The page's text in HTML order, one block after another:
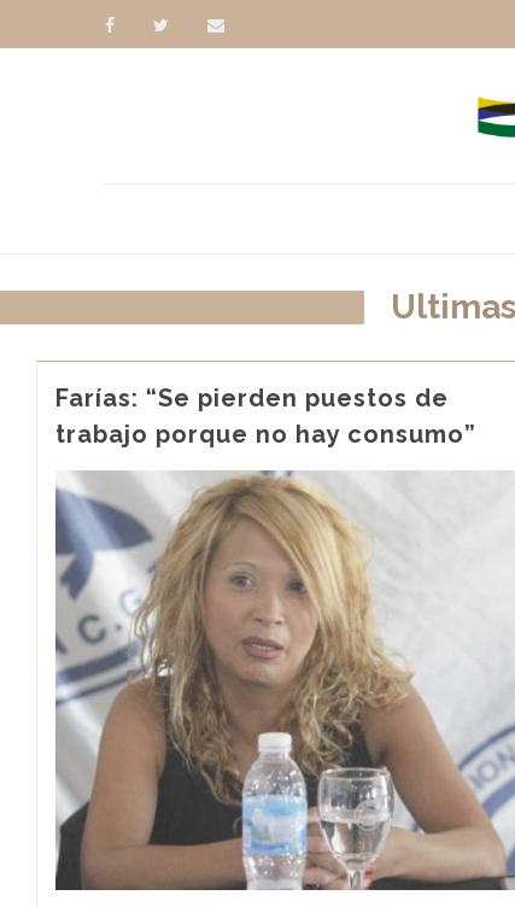
Farías: “Se pierden puestos de
trabajo porque no hay consumo”